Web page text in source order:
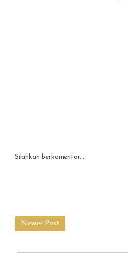
Silahkan berkomentar...
Newer Post